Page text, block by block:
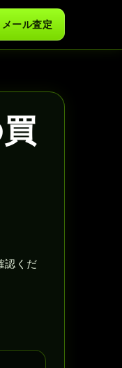
メール査定
認くだ